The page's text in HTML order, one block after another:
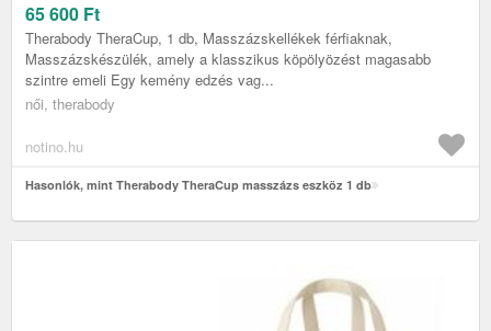
65 600 Ft
Therabody TheraCup, 1 db, Masszázskellékek férfiaknak,
Masszázskészülék, amely a klasszikus köpölyözést magasabb
szintre emeli Egy kemény edzés vag...
női, therabody
notino.hu
Hasonlók, mint Therabody TheraCup masszázs eszköz 1 db